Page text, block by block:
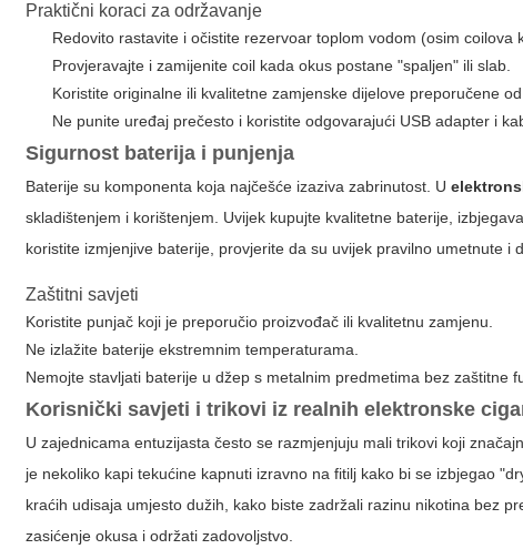
Praktični koraci za održavanje
Redovito rastavite i očistite rezervoar toplom vodom (osim coilova
Provjeravajte i zamijenite coil kada okus postane "spaljen" ili slab.
Koristite originalne ili kvalitetne zamjenske dijelove preporučene
Ne punite uređaj prečesto i koristite odgovarajući USB adapter i
Sigurnost baterija i punjenja
Baterije su komponenta koja najčešće izaziva zabrinutost. U
skladištenjem i korištenjem. Uvijek kupujte kvalitetne baterije,
koristite izmjenjive baterije, provjerite da su uvijek pravilno umetnute i
Zaštitni savjeti
Koristite punjač koji je preporučio proizvođač ili kvalitetnu zamjenu.
Ne izlažite baterije ekstremnim temperaturama.
Nemojte stavljati baterije u džep s metalnim predmetima bez zaštitne
Korisnički savjeti i trikovi iz realnihelektronske
U zajednicama entuzijasta često se razmjenjuju mali trikovi koji
je nekoliko kapi tekućine kapnuti izravno na fitilj kako bi se izbjegao
kraćih udisaja umjesto dužih, kako biste zadržali razinu nikotina bez
zasićenje okusa i održati zadovoljstvo.